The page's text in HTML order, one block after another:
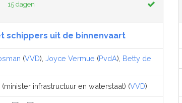
15 dagen
schippers uit de binnenvaart
(VVD), Joyce Vermue (PvdA), Betty de
(minister infrastructuur en waterstaat) (VVD)